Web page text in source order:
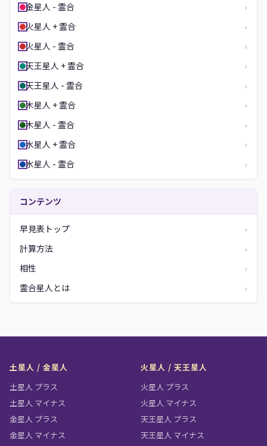
金星人 - 霊合 ›
火星人 + 霊合 ›
火星人 - 霊合 ›
天王星人 + 霊合 ›
天王星人 - 霊合 ›
木星人 + 霊合 ›
木星人 - 霊合 ›
水星人 + 霊合 ›
水星人 - 霊合 ›
コンテンツ
早見表トップ ›
計算方法 ›
相性 ›
霊合星人とは ›
土星人 / 金星人
土星人 プラス
土星人 マイナス
金星人 プラス
金星人 マイナス
火星人 / 天王星人
火星人 プラス
火星人 マイナス
天王星人 プラス
天王星人 マイナス